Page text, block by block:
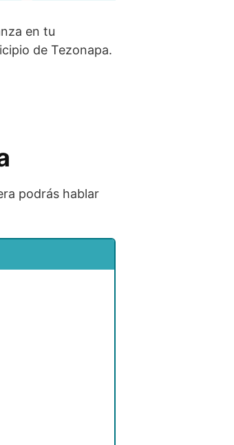
en tu
de Tezonapa.
podrás hablar